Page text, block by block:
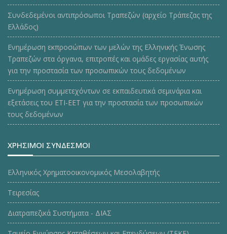
Συνδεδεμένοι αντιπρόσωποι Τραπεζών (αρχείο Τράπεζας της
Ελλάδος)
Ενημέρωση εκπροσώπων των μελών της Ελληνικής Ένωσης
Τραπεζών στα όργανα, επιτροπές και ομάδες εργασίας αυτής
για την προστασία των προσωπικών τους δεδομένων
Ενημέρωση συμμετεχόντων σε εκπαιδευτικά σεμινάρια και
εξετάσεις του ΕΤΙ-ΕΕΤ για την προστασία των προσωπικών
τους δεδομένων
ΧΡΗΣΙΜΟΙ ΣΥΝΔΕΣΜΟΙ
Ελληνικός Χρηματοοικονομικός Μεσολαβητής
Τειρεσίας
Διατραπεζικά Συστήματα - ΔΙΑΣ